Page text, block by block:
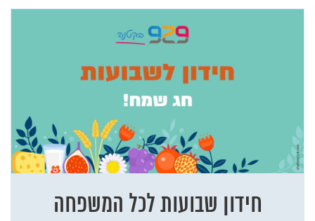
חידון שבועות לכל המשפחה